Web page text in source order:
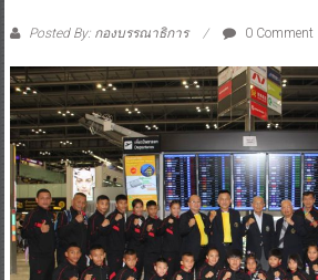
Posted By: กองบรรณาธิการ 0 Comment